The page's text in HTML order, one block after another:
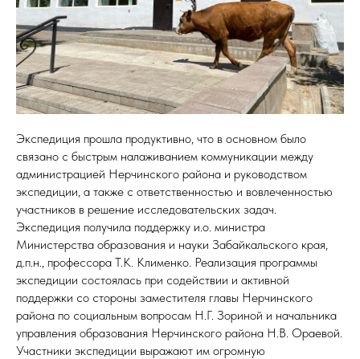
Экспедиция прошла продуктивно, что в основном было
связано с быстрым налаживанием коммуникации между
администрацией Нерчинского района и руководством
экспедиции, а также с ответственностью и вовлеченностью
участников в решение исследовательских задач.
Экспедиция получила поддержку и.о. министра
Министерства образования и науки Забайкальского края,
д.п.н., профессора Т.К. Клименко. Реализация программы
экспедиции состоялась при содействии и активной
поддержки со стороны заместителя главы Нерчинского
района по социальным вопросам Н.Г. Зориной и начальника
управления образования Нерчинского района Н.В. Ораевой.
Участники экспедиции выражают им огромную